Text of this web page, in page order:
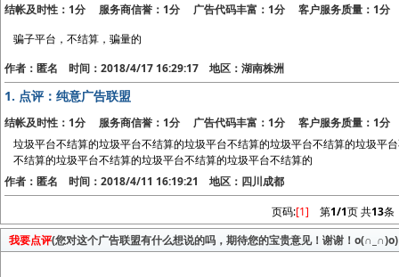
结帐及时性：1分 服务商信誉：1分 广告代码丰富：1分 客户服务质量：1分
骗子平台，不结算，骗量的
作者：匿名 时间：2018/4/17 16:29:17 地区：湖南株洲
1. 点评：纯意广告联盟
结帐及时性：1分 服务商信誉：1分 广告代码丰富：1分 客户服务质量：1分
垃圾平台不结算的垃圾平台不结算的垃圾平台不结算的垃圾平台不结算的垃圾平
不结算的垃圾平台不结算的垃圾平台不结算的垃圾平台不结算的
作者：匿名 时间：2018/4/11 16:19:21 地区：四川成都
页码:[1] 第1/1页 共13条
我要点评(您对这个广告联盟有什么想说的吗，期待您的宝贵意见！谢谢！o(∩_∩)o)